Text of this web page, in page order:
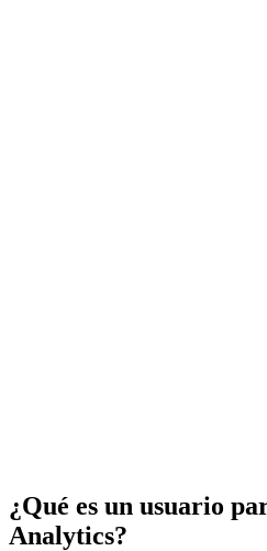
¿Qué es un usuario
Analytics?